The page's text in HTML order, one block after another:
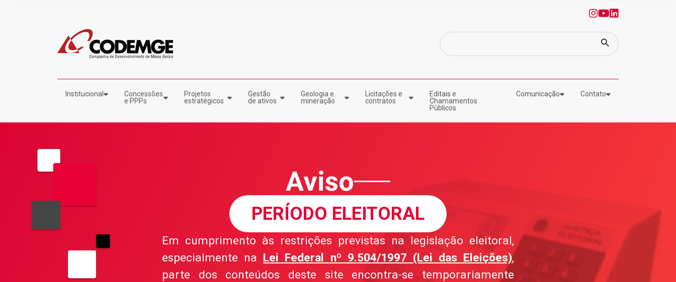
0 1 2
Institucional
Concessões
e PPPs
Projetos
estratégicos
Gestão
de ativos
Geologia e
mineração
Licitações e
contratos
Editais e
Chamamentos
Públicos
Comunicação Contato
Aviso
PERÍODO ELEITORAL
Em cumprimento às restrições previstas na legislação eleitoral,
especialmente na Lei Federal nº 9.504/1997 (Lei das Eleições),
parte dos conteúdos deste site encontra-se temporariamente